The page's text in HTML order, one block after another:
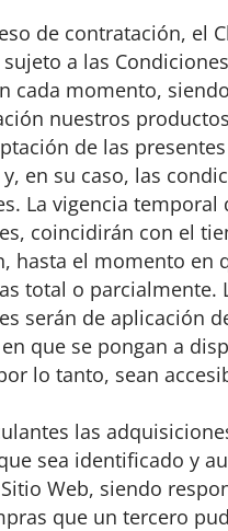
de contratación, el
a las
cada momento,
nuestros
de las
en su caso, las
La vigencia temporal
coincidirán con el
hasta el momento en
total o parcialmente.
serán de aplicación
que se pongan a
lo tanto, sean
las
sea identificado y
Web, siendo
que un tercero